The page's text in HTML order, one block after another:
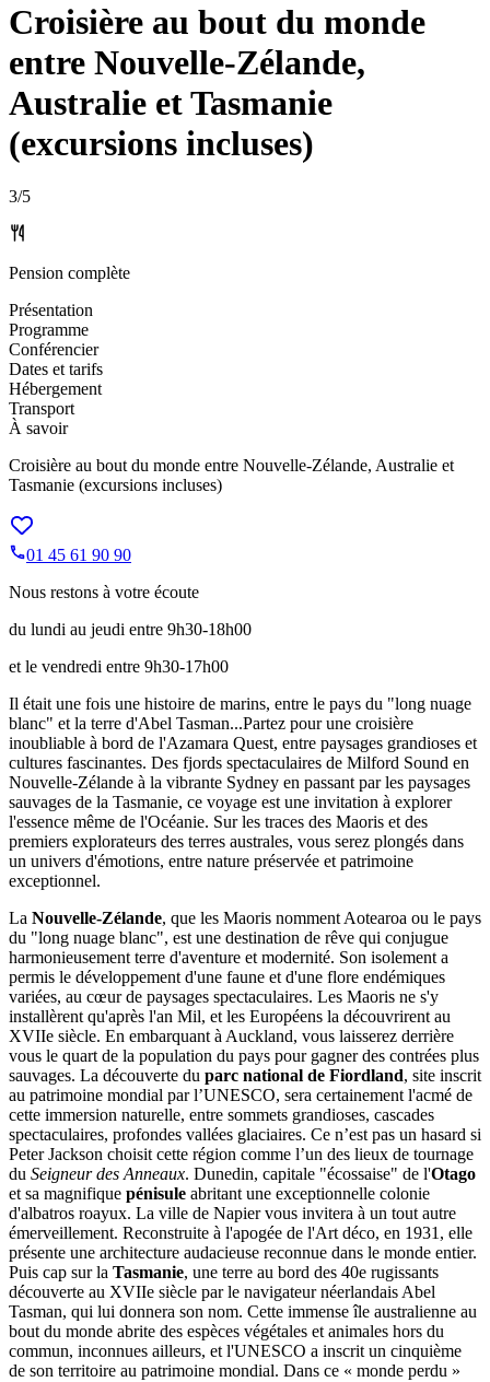
Croisière au bout du monde
entre Nouvelle-Zélande,
Australie et Tasmanie
(excursions incluses)
3/5
Pension complète
Présentation
Programme
Conférencier
Dates et tarifs
Hébergement
Transport
À savoir
Croisière au bout du monde entre Nouvelle-Zélande, Australie et
Tasmanie (excursions incluses)
01 45 61 90 90
Nous restons à votre écoute
du lundi au jeudi entre 9h30-18h00
et le vendredi entre 9h30-17h00
Il était une fois une histoire de marins, entre le pays du "long nuage
blanc" et la terre d'Abel Tasman...Partez pour une croisière
inoubliable à bord de l'Azamara Quest, entre paysages grandioses et
cultures fascinantes. Des fjords spectaculaires de Milford Sound en
Nouvelle-Zélande à la vibrante Sydney en passant par les paysages
sauvages de la Tasmanie, ce voyage est une invitation à explorer
l'essence même de l'Océanie. Sur les traces des Maoris et des
premiers explorateurs des terres australes, vous serez plongés dans
un univers d'émotions, entre nature préservée et patrimoine
exceptionnel.
La Nouvelle-Zélande, que les Maoris nomment Aotearoa ou le pays
du "long nuage blanc", est une destination de rêve qui conjugue
harmonieusement terre d'aventure et modernité. Son isolement a
permis le développement d'une faune et d'une flore endémiques
variées, au cœur de paysages spectaculaires. Les Maoris ne s'y
installèrent qu'après l'an Mil, et les Européens la découvrirent au
XVIIe siècle. En embarquant à Auckland, vous laisserez derrière
vous le quart de la population du pays pour gagner des contrées plus
sauvages. La découverte du parc national de Fiordland, site inscrit
au patrimoine mondial par l’UNESCO, sera certainement l'acmé de
cette immersion naturelle, entre sommets grandioses, cascades
spectaculaires, profondes vallées glaciaires. Ce n’est pas un hasard si
Peter Jackson choisit cette région comme l’un des lieux de tournage
du Seigneur des Anneaux. Dunedin, capitale "écossaise" de l'Otago
et sa magnifique pénisule abritant une exceptionnelle colonie
d'albatros roayux. La ville de Napier vous invitera à un tout autre
émerveillement. Reconstruite à l'apogée de l'Art déco, en 1931, elle
présente une architecture audacieuse reconnue dans le monde entier.
Puis cap sur la Tasmanie, une terre au bord des 40e rugissants
découverte au XVIIe siècle par le navigateur néerlandais Abel
Tasman, qui lui donnera son nom. Cette immense île australienne au
bout du monde abrite des espèces végétales et animales hors du
commun, inconnues ailleurs, et l'UNESCO a inscrit un cinquième
de son territoire au patrimoine mondial. Dans ce « monde perdu »